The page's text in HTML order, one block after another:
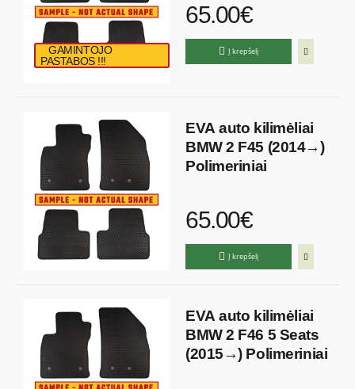
GAMINTOJO
PASTABOS !!!
65.00€
Į krepšelį
EVA auto kilimėliai
BMW 2 F45 (2014→)
Polimeriniai
65.00€
Į krepšelį
EVA auto kilimėliai
BMW 2 F46 5 Seats
(2015→) Polimeriniai